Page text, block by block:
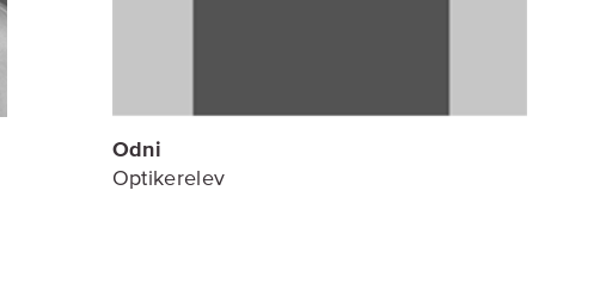
Odni
Optikerelev